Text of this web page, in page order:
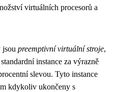
virtuálních procesorů a
jsou preemptivní virtuální stroje,
instance za výrazně
slevou. Tyto instance
kdykoliv ukončeny s